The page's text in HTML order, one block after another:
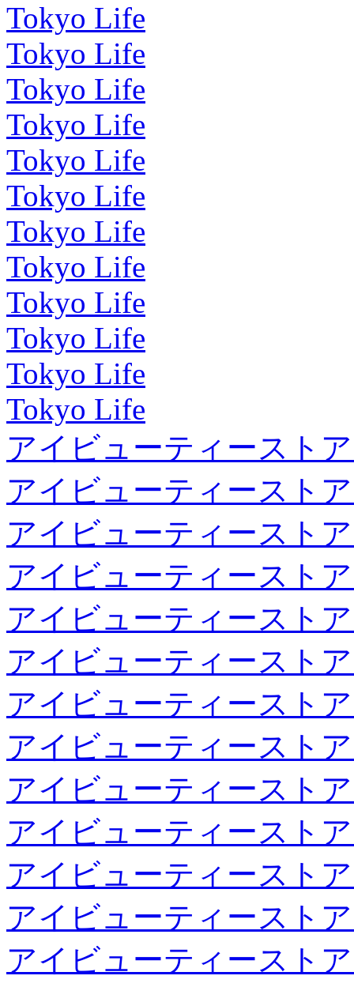
Tokyo Life
Tokyo Life
Tokyo Life
Tokyo Life
Tokyo Life
Tokyo Life
Tokyo Life
Tokyo Life
Tokyo Life
Tokyo Life
Tokyo Life
Tokyo Life
アイビューティースト
アイビューティースト
アイビューティースト
アイビューティースト
アイビューティースト
アイビューティースト
アイビューティースト
アイビューティースト
アイビューティースト
アイビューティースト
アイビューティースト
アイビューティースト
アイビューティースト